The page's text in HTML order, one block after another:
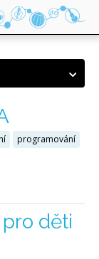
programování
děti